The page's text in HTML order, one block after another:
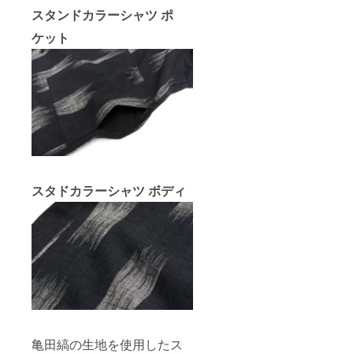
スタンドカラーシャツ ポ
ケット
スタドカラーシャツ ボディ
亀田縞の生地を使用したス